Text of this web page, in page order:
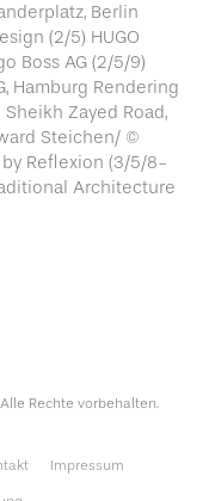
Berlin
(2/5) HUGO
Boss AG (2/5/9)
Hamburg Rendering
Zayed Road,
Steichen/ ©
Reflexion (3/5/8-
Architecture
Alle Rechte vorbehalten.
Impressum